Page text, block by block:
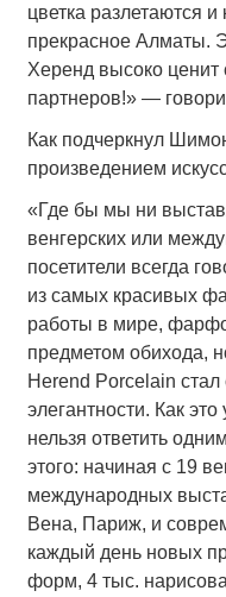
цветка разлетаются
прекрасное Алматы.
Херенд высоко ценит
партнеров!» —
Как подчеркнул
произведением
«Где бы мы ни
венгерских или
посетители всегда
из самых красивых
работы в мире,
предметом обихода,
Herend Porcelain
элегантности. Как
нельзя ответить
этого: начиная с 19
международных
Вена, Париж, и
каждый день новых
форм, 4 тыс.